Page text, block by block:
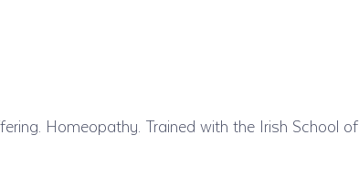
Homeopathy. Trained with the Irish School